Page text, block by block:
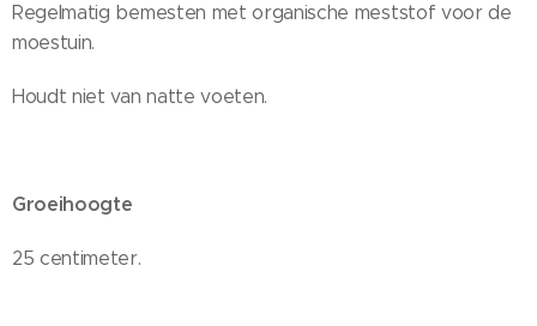
Regelmatig bemesten met organische meststof voor de
moestuin.
Houdt niet van natte voeten.
Groeihoogte
25 centimeter.